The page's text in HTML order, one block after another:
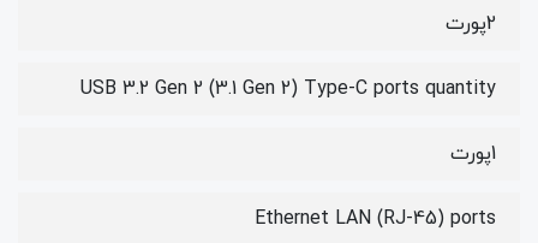
2پورت
USB 3.2 Gen 2 (3.1 Gen 2) Type-C ports quantity
1پورت
Ethernet LAN (RJ-45) ports